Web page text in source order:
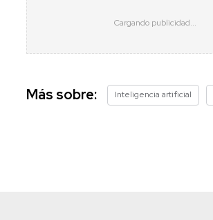
Más sobre: Inteligencia artificial